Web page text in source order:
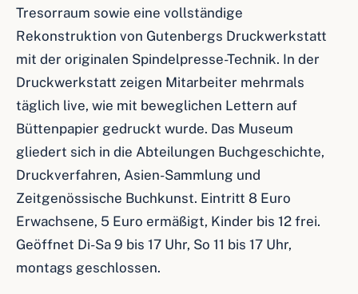
Tresorraum sowie eine vollständige
Rekonstruktion von Gutenbergs Druckwerkstatt
mit der originalen Spindelpresse-Technik. In der
Druckwerkstatt zeigen Mitarbeiter mehrmals
täglich live, wie mit beweglichen Lettern auf
Büttenpapier gedruckt wurde. Das Museum
gliedert sich in die Abteilungen Buchgeschichte,
Druckverfahren, Asien-Sammlung und
Zeitgenössische Buchkunst. Eintritt 8 Euro
Erwachsene, 5 Euro ermäßigt, Kinder bis 12 frei.
Geöffnet Di-Sa 9 bis 17 Uhr, So 11 bis 17 Uhr,
montags geschlossen.